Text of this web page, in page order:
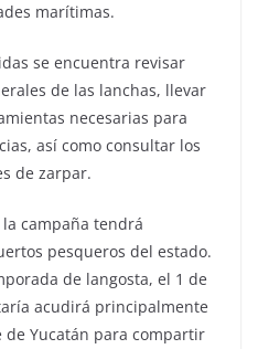
marítimas.
se encuentra revisar
de las lanchas, llevar
necesarias para
así como consultar los
de zarpar.
campaña tendrá
pesqueros del estado.
de langosta, el 1 de
acudirá principalmente
Yucatán para compartir